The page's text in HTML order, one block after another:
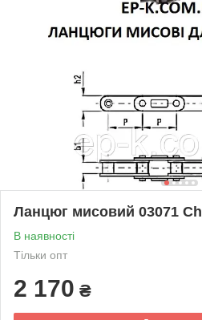
Ланцюг мисовий 03071
В наявності
Тільки опт
2 170 ₴